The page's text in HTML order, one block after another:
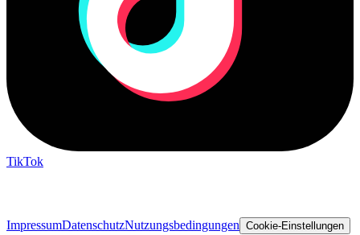
TikTok
ImpressumDatenschutzNutzungsbedingungen Cookie-Einstellungen